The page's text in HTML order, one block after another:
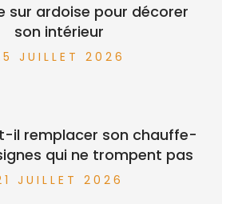
sur ardoise pour décorer
son intérieur
JUILLET 2026
il remplacer son chauffe-
qui ne trompent pas
JUILLET 2026